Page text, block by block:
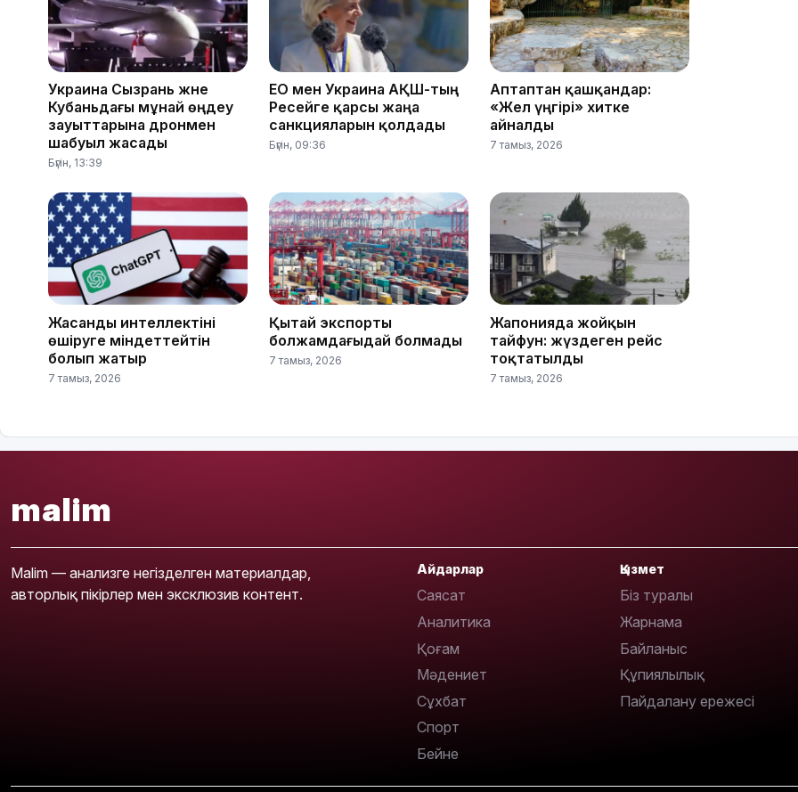
Украина Сызрань және
Кубаньдағы мұнай өңдеу
зауыттарына дронмен
шабуыл жасады
Бүгін, 13:39
ЕО мен Украина АҚШ-тың
Ресейге қарсы жаңа
санкцияларын қолдады
Бүгін, 09:36
Аптаптан қашқандар:
«Жел үңгірі» хитке
айналды
7 тамыз, 2026
Жасанды интеллектіні
өшіруге міндеттейтін
болып жатыр
7 тамыз, 2026
Қытай экспорты
болжамдағыдай болмады
7 тамыз, 2026
Жапонияда жойқын
тайфун: жүздеген рейс
тоқтатылды
7 тамыз, 2026
19:39
malim
Malim — анализге негізделген материалдар,
авторлық пікірлер мен эксклюзив контент.
Айдарлар
Саясат
Аналитика
Қоғам
Мәдениет
Сұхбат
Спорт
Бейне
Қызмет
Біз туралы
Жарнама
Байланыс
Құпиялылық
Пайдалану ережесі